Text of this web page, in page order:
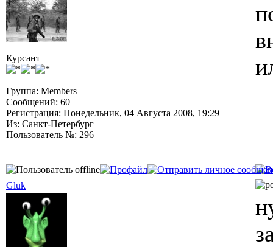
Курсант
Группа: Members
Сообщений: 60
Регистрация: Понедельник, 04 Августа 2008, 19:29
Из: Санкт-Петербург
Пользователь №: 296
Gluk